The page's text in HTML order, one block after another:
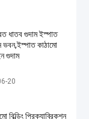
ধাতব গুদাম ইস্পাত
ভবন,ইস্পাত কাঠামো
গুদাম
20
বিল্ডিং প্রিক্যাব্রিকশন